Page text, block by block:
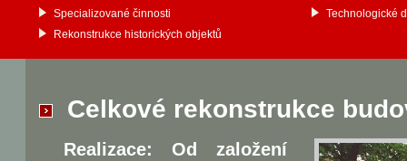
Technologické
Specializované činnosti
Rekonstrukce historických objektů
Celkové rekonstrukce
Realizace: Od založení